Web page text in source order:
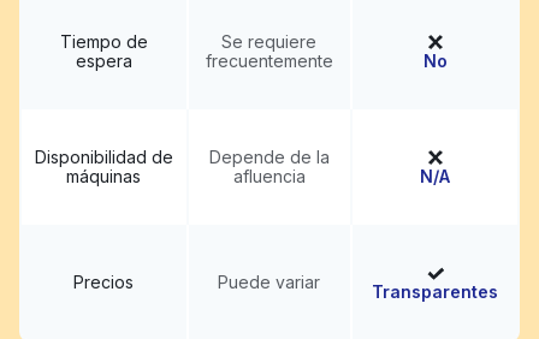
Tiempo de
espera
Se requiere
frecuentemente
No
Disponibilidad de
máquinas
Depende de la
afluencia
N/A
Precios Puede variar Transparentes